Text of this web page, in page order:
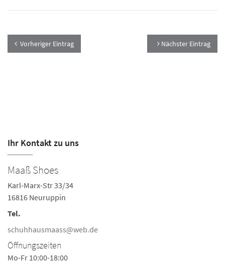
Vorheriger Eintrag Nächster Eintrag
Ihr Kontakt zu uns
Maaß Shoes
Karl-Marx-Str 33/34
16816 Neuruppin
Tel.
schuhhausmaass@web.de
Öffnungszeiten
Mo-Fr 10:00-18:00